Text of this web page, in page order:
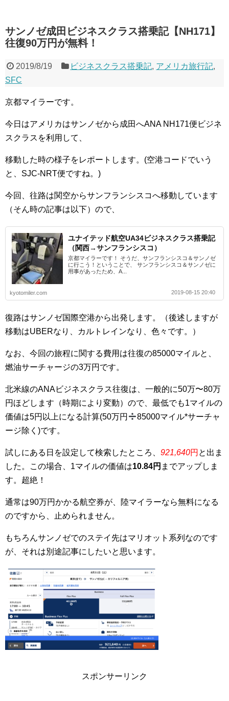
サンノゼ成田ビジネスクラス搭乗記【NH171】
往復90万円が無料！
2019/8/19 ビジネスクラス搭乗記, アメリカ旅行記,
SFC
京都マイラーです。
今日はアメリカはサンノゼから成田へANA NH171便ビジネ
スクラスを利用して、
移動した時の様子をレポートします。(空港コードでいう
と、SJC-NRT便ですね。)
今回、往路は関空からサンフランシスコへ移動しています
（そん時の記事は以下）ので、
ユナイテッド航空UA34ビジネスクラス搭乗記
（関西→サンフランシスコ）
京都マイラーです！ そうだ、サンフランシスコ＆サンノゼ
に行こう！ということで、 サンフランシスコ＆サンノゼに
用事があったため、A...
kyotomiler.com 2019-08-15 20:40
復路はサンノゼ国際空港から出発します。（後述しますが
移動はUBERなり、カルトレインなり、色々です。）
なお、今回の旅程に関する費用は往復の85000マイルと、
燃油サーチャージの3万円です。
北米線のANAビジネスクラス往復は、一般的に50万〜80万
円ほどします（時期により変動）ので、最低でも1マイルの
価値は5円以上になる計算(50万円
85000マイル*サーチャ
ージ除く)です。
試しにある日を設定して検索したところ、 921,640円 と出ま
した。この場合、1マイルの価値は10.84円 までアップしま
す。超絶！
通常は90万円かかる航空券が、陸マイラーなら無料になる
のですから、止められません。
もちろんサンノゼでのステイ先はマリオット系列なのです
が、それは別途記事にしたいと思います。
スポンサーリンク